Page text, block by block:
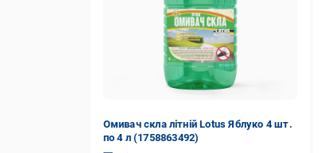
Омивач скла літній Lotus Яблуко 4 шт.
по 4 л (1758863492)